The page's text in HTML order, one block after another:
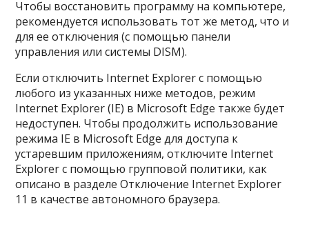
Чтобы восстановить программу на компьютере,
рекомендуется использовать тот же метод, что и
для ее отключения (с помощью панели
управления или системы DISM).
Если отключить Internet Explorer с помощью
любого из указанных ниже методов, режим
Internet Explorer (IE) в Microsoft Edge также будет
недоступен. Чтобы продолжить использование
режима IE в Microsoft Edge для доступа к
устаревшим приложениям, отключите Internet
Explorer с помощью групповой политики, как
описано в разделе Отключение Internet Explorer
11 в качестве автономного браузера.